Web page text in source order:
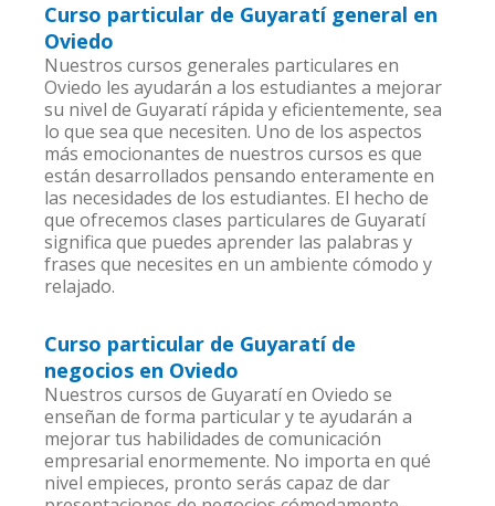
Curso particular de Guyaratí general en
Oviedo
Nuestros cursos generales particulares en
Oviedo les ayudarán a los estudiantes a mejorar
su nivel de Guyaratí rápida y eficientemente, sea
lo que sea que necesiten. Uno de los aspectos
más emocionantes de nuestros cursos es que
están desarrollados pensando enteramente en
las necesidades de los estudiantes. El hecho de
que ofrecemos clases particulares de Guyaratí
significa que puedes aprender las palabras y
frases que necesites en un ambiente cómodo y
relajado.
Curso particular de Guyaratí de
negocios en Oviedo
Nuestros cursos de Guyaratí en Oviedo se
enseñan de forma particular y te ayudarán a
mejorar tus habilidades de comunicación
empresarial enormemente. No importa en qué
nivel empieces, pronto serás capaz de dar